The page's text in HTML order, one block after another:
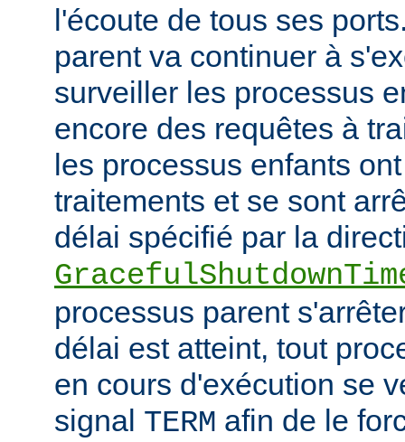
l'écoute de tous ses
parent va continuer à
surveiller les processus
encore des requêtes à
les processus enfants
traitements et se sont
délai spécifié par la
processus parent
délai est atteint, tout
en cours d'exécution se
signal TERM afin de le